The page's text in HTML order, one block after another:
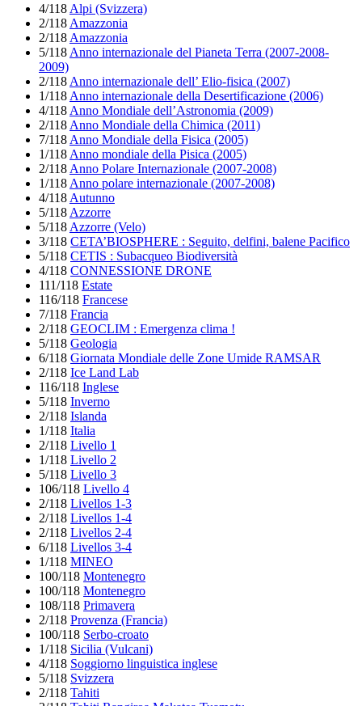
4/118 Alpi (Svizzera)
2/118 Amazzonia
2/118 Amazzonia
5/118 Anno internazionale del Pianeta Terra (2007-2008-
2009)
2/118 Anno internazionale dell’ Elio-fisica (2007)
1/118 Anno internazionale della Desertificazione (2006)
4/118 Anno Mondiale dell’Astronomia (2009)
2/118 Anno Mondiale della Chimica (2011)
7/118 Anno Mondiale della Fisica (2005)
1/118 Anno mondiale della Pisica (2005)
2/118 Anno Polare Internazionale (2007-2008)
1/118 Anno polare internazionale (2007-2008)
4/118 Autunno
5/118 Azzorre
5/118 Azzorre (Velo)
3/118 CETA’BIOSPHERE : Seguito, delfini, balene Pacifico
5/118 CETIS : Subacqueo Biodiversità
4/118 CONNESSIONE DRONE
111/118 Estate
116/118 Francese
7/118 Francia
2/118 GEOCLIM : Emergenza clima !
5/118 Geologia
6/118 Giornata Mondiale delle Zone Umide RAMSAR
2/118 Ice Land Lab
116/118 Inglese
5/118 Inverno
2/118 Islanda
1/118 Italia
2/118 Livello 1
1/118 Livello 2
5/118 Livello 3
106/118 Livello 4
2/118 Livellos 1-3
2/118 Livellos 1-4
2/118 Livellos 2-4
6/118 Livellos 3-4
1/118 MINEO
100/118 Montenegro
100/118 Montenegro
108/118 Primavera
2/118 Provenza (Francia)
100/118 Serbo-croato
1/118 Sicilia (Vulcani)
4/118 Soggiorno linguistica inglese
5/118 Svizzera
2/118 Tahiti